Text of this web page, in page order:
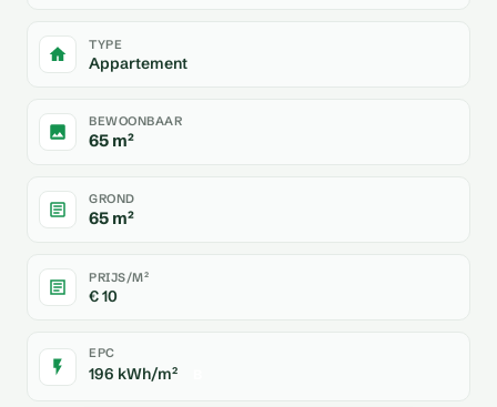
TYPE
Appartement
BEWOONBAAR
65 m²
GROND
65 m²
PRIJS/M²
€ 10
EPC
196 kWh/m²